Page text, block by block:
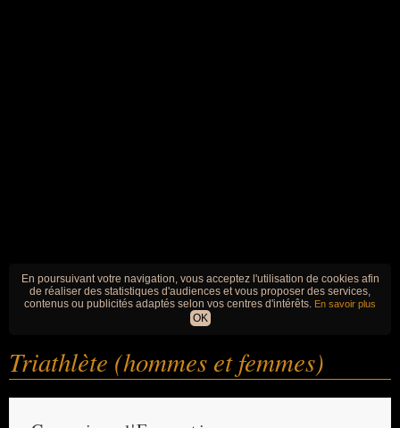
En poursuivant votre navigation, vous acceptez l'utilisation de cookies afin
de réaliser des statistiques d'audiences et vous proposer des services,
contenus ou publicités adaptés selon vos centres d'intérêts. En savoir plus
OK
Triathlète (hommes et femmes)